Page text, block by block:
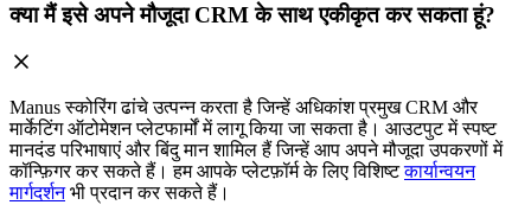
क्या मैं इसे अपने मौजूदा CRM के साथ एकीकृत कर सकता हूं?
Manus स्कोरिंग ढांचे उत्पन्न करता है जिन्हें अधिकांश प्रमुख CRM और
मार्केटिंग ऑटोमेशन प्लेटफार्मों में लागू किया जा सकता है। आउटपुट में स्पष्ट
मानदंड परिभाषाएं और बिंदु मान शामिल हैं जिन्हें आप अपने मौजूदा उपकरणों में
कॉन्फ़िगर कर सकते हैं। हम आपके प्लेटफ़ॉर्म के लिए विशिष्टकार्यान्वयन
मार्गदर्शनभी प्रदान कर सकते हैं।